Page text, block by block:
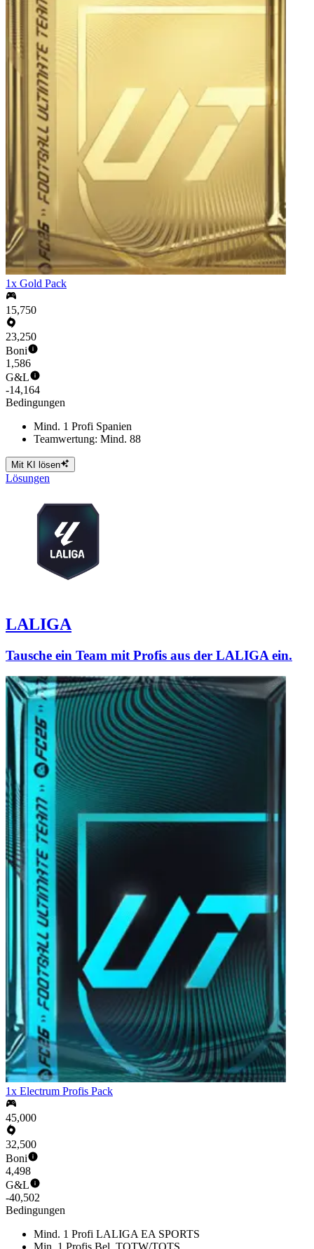
1x Gold Pack
15,750
23,250
Boni
1,586
G&L
-14,164
Bedingungen
Mind. 1 Profi Spanien
Teamwertung: Mind. 88
Mit KI lösen
Lösungen
LALIGA
Tausche ein Team mit Profis aus der LALIGA ein.
1x Electrum Profis Pack
45,000
32,500
Boni
4,498
G&L
-40,502
Bedingungen
Mind. 1 Profi LALIGA EA SPORTS